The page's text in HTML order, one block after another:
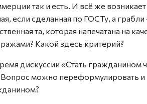
так и есть. И всё же
если сделанная по ГОСТу, а
та, которая напечатана на
Какой здесь критерий?
дискуссии «Стать гражданином
можно переформулировать и